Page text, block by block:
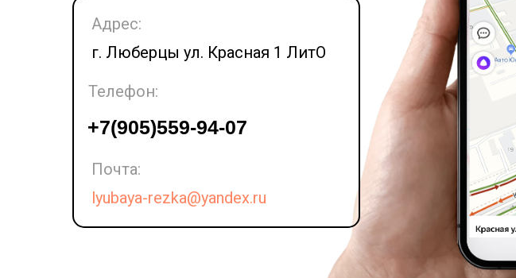
Адрес:
г. Люберцы ул. Красная 1 ЛитО
Телефон:
Почта:
lyubaya-rezka@yandex.ru
+7(905)559-94-07